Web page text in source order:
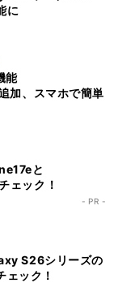
に
能
加、スマホで簡単
と
ェック！
- PR -
S26シリーズの
ェック！